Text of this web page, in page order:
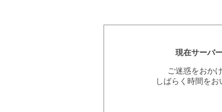
現在サーバ
ご迷惑をおか
しばらく時間を